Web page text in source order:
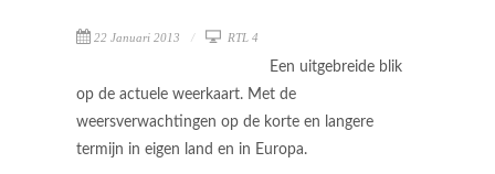
22 Januari 2013 RTL 4
Een uitgebreide blik
op de actuele weerkaart. Met de
weersverwachtingen op de korte en langere
termijn in eigen land en in Europa.